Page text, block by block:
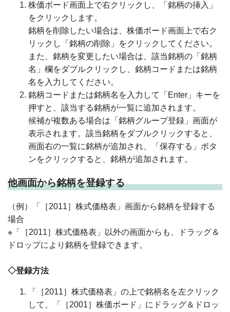
株価ボード画面上で右クリックし、「銘柄の挿入」
をクリックします。
銘柄を削除したい場合は、株価ボード画面上で右ク
リックし「銘柄の削除」をクリックしてください。
また、銘柄を変更したい場合は、該当銘柄の「銘柄
名」欄をダブルクリックし、銘柄コードまたは銘柄
名を入力してください。
銘柄コードまたは銘柄名を入力して「Enter」キーを
押すと、該当する銘柄が一覧に追加されます。
候補が複数ある場合は「銘柄グループ登録」画面が
表示されます。該当銘柄をダブルクリックすると、
画面右の一覧に銘柄が追加され、「保存する」ボタ
ンをクリックすると、銘柄が追加されます。
他画面から銘柄を登録する
（例）「［2011］株式価格表」画面から銘柄を登録する
場合
※「［2011］株式価格表」以外の画面からも、ドラッグ＆
ドロップにより銘柄を登録できます。
◇登録方法
「［2011］株式価格表」の上で銘柄名を左クリック
して、「［2001］株価ボード」にドラッグ＆ドロッ